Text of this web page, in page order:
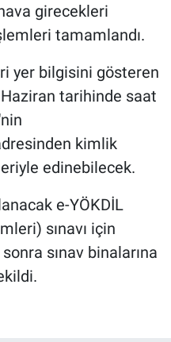
girecekleri
tamamlandı.
yer bilgisini gösteren
tarihinde saat
kimlik
edinebilecek.
e-YÖKDİL
sınavı için
sınav binalarına